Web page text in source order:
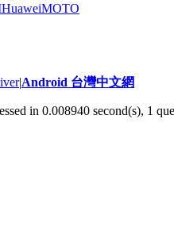
HuaweiMOTO
|Android 台灣中文網
in 0.008940 second(s), 1